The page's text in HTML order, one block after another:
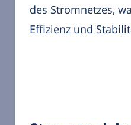
des Stromnetzes,
Effizienz und